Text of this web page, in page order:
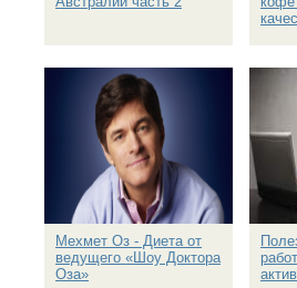
Мехмет Оз - Диета от
ведущего «Шоу Доктора
Оза»